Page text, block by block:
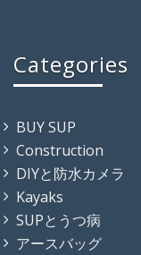
Categories
BUY SUP
Construction
DIYと防水カメラ
Kayaks
SUPとうつ病
アースバッグ